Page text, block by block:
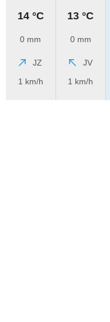
14 °C
0 mm
JZ
1 km/h
13 °C
0 mm
JV
1 km/h